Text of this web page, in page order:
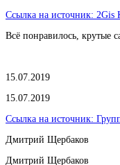
Ссылка на источник: 2Gis
Всё понравилось, крутые
15.07.2019
15.07.2019
Ссылка на источник:
Дмитрий Щербаков
Дмитрий Щербаков